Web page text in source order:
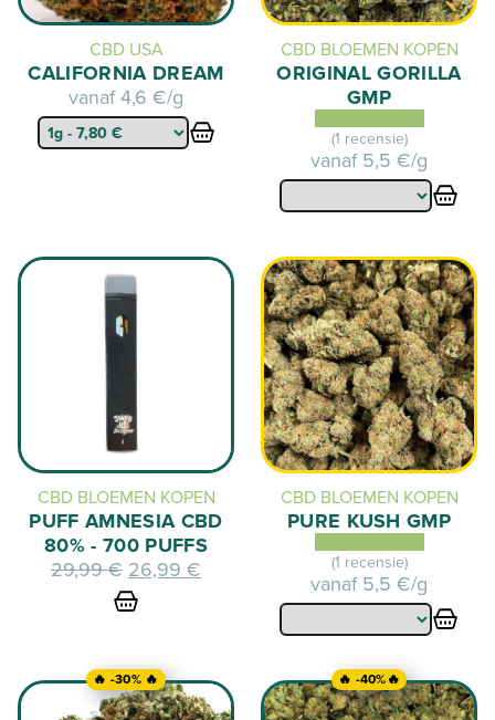
CBD USA
CALIFORNIA DREAM
vanaf4,6 €/g
CBD BLOEMEN KOPEN
ORIGINAL GORILLA
GMP
(1 recensie)
vanaf 5,5 €/g
CBD BLOEMEN KOPEN
PUFF AMNESIA CBD
80% - 700 PUFFS
29,99€ De
oorspronkelijke
prijs
29,99
€.
26,99 €
€.
CBD BLOEMEN KOPEN
PURE KUSH GMP
(1 recensie)
vanaf 5,5 €/g
🔥 -30% 🔥 🔥 -40%🔥